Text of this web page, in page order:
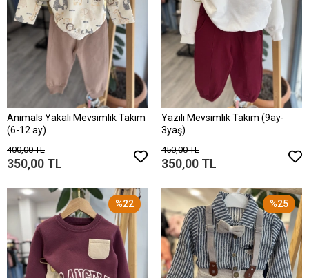
Animals Yakalı Mevsimlik Takım
(6-12 ay)
400,00 TL
350,00 TL
Yazılı Mevsimlik Takım (9ay-
3yaş)
450,00 TL
350,00 TL
%22 %25